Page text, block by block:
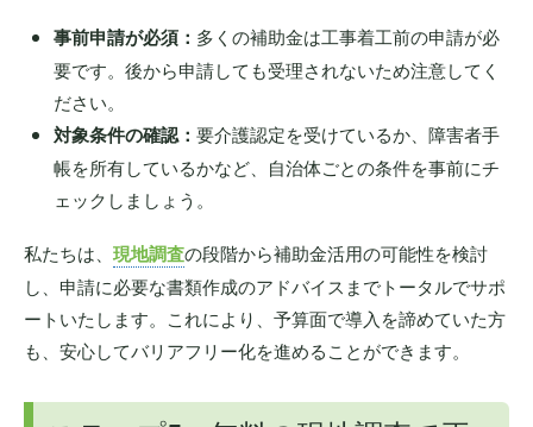
事前申請が必須： 多くの補助金は工事着工前の申請が必
要です。後から申請しても受理されないため注意してく
ださい。
対象条件の確認： 要介護認定を受けているか、障害者手
帳を所有しているかなど、自治体ごとの条件を事前にチ
ェックしましょう。
私たちは、 現地調査の段階から補助金活用の可能性を検討
し、申請に必要な書類作成のアドバイスまでトータルでサポ
ートいたします。これにより、予算面で導入を諦めていた方
も、安心してバリアフリー化を進めることができます。